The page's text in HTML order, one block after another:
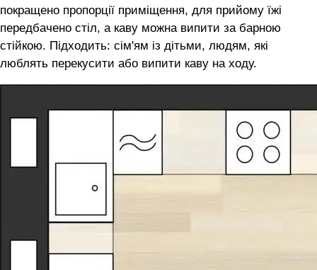
покращено пропорції приміщення, для прийому їжі
передбачено стіл, а каву можна випити за барною
стійкою. Підходить: сім'ям із дітьми, людям, які
люблять перекусити або випити каву на ходу.